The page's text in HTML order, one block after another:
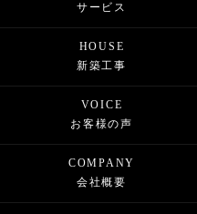
サービス
HOUSE
新築工事
VOICE
お客様の声
COMPANY
会社概要